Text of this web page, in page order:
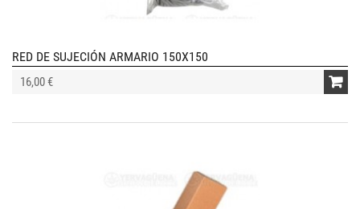
RED DE SUJECIÓN ARMARIO 150X150
16,00 €